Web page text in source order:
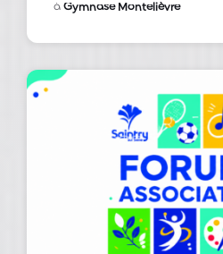
à Gymnase Montelièvre